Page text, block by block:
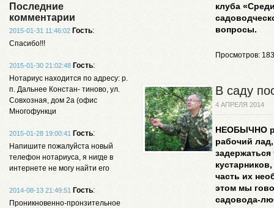
Последние
комментарии
2015-01-31 11:46:02 Гость:
Спасибо!!!
2015-01-30 21:02:48 Гость:
Нотариус находится по адресу: р.
п. Дальнее Констан- тиново, ул.
Совхозная, дом 2а (офис
Многофункци
2015-01-28 19:00:41 Гость:
Напишите пожалуйста новый
телефон нотариуса, я нигде в
интернете не могу найти его
2014-08-13 21:49:51 Гость:
Проникновенно-пронзительное
клуба
вопросы.
Просмотров:
В саду
4 АПРЕЛЯ 2014
НЕОБЫЧНО
рабочий
часть их
этом мы
садовода-